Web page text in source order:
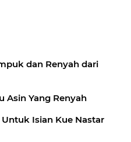
dan Renyah dari
Asin Yang Renyah
Isian Kue Nastar